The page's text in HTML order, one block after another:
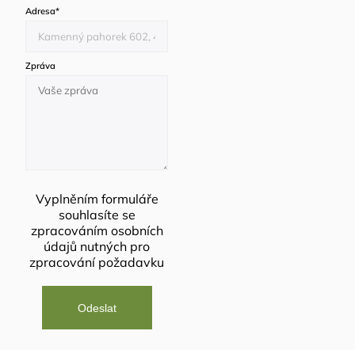
Adresa*
Zpráva
Vyplněním formuláře
souhlasíte se
zpracováním osobních
údajů nutných pro
zpracování požadavku